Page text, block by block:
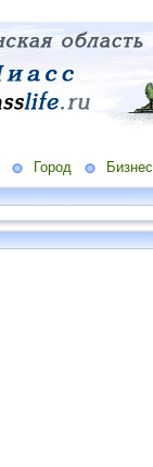
Город Бизнес